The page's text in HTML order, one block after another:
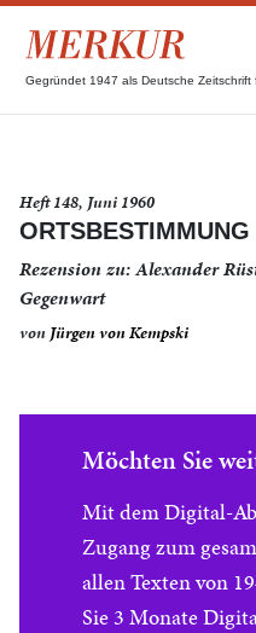
Gegründet 1947 als Deutsche Zeitschrift
Heft 148, Juni 1960
Rezension zu: Alexander
Gegenwart
von Jürgen von Kempski
Möchten Sie
Mit dem Digital-
Zugang zum
allen Texten von
Sie 3 Monate